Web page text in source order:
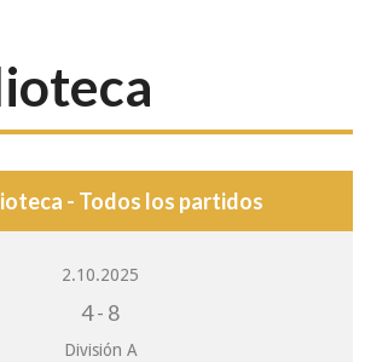
- Todos los partidos
2.10.2025
4- 8
División A